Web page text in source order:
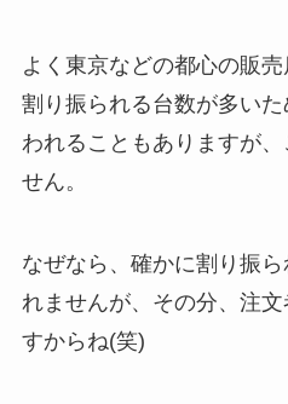
よく東京などの都心の販
割り振られる台数が多い
われることもありますが
せん。
なぜなら、確かに割り振
れませんが、その分、注
すからね(笑)